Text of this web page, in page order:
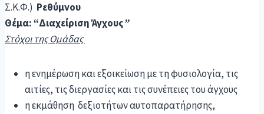
Σ.Κ.Φ.) Ρεθύμνου
Θέμα: “Διαχείριση Άγχους”
Στόχοι της Ομάδας
η ενημέρωση και εξοικείωση με τη φυσιολογία, τις
αιτίες, τις διεργασίες και τις συνέπειες του άγχους
η εκμάθηση δεξιοτήτων αυτοπαρατήρησης,